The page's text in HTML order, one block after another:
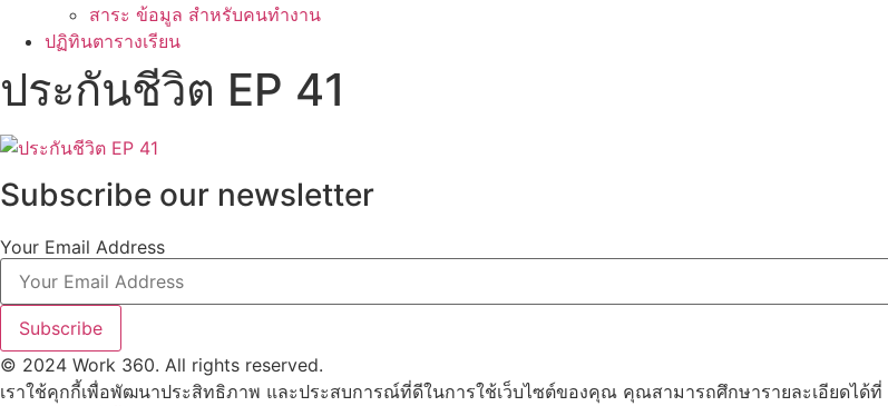
สาระ ข้อมูล สำหรับคนทำงาน
ปฏิทินตารางเรียน
ประกันชีวิต EP 41
Subscribe our newsletter
Your Email Address
Subscribe
© 2024 Work 360. All rights reserved.
เราใช้คุกกี้เพื่อพัฒนาประสิทธิภาพ และประสบการณ์ที่ดีในการใช้เว็บไซต์ของคุณ คุณสามารถศึกษารายละเอียดได้ที่